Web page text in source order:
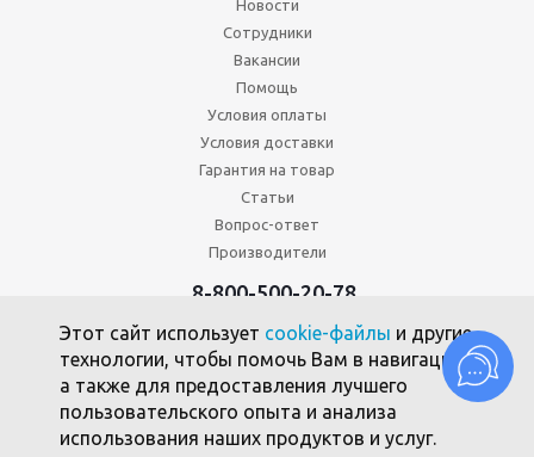
Новости
Сотрудники
Вакансии
Помощь
Условия оплаты
Условия доставки
Гарантия на товар
Статьи
Вопрос-ответ
Производители
8-800-500-20-78
Политика конфиденциальности
Пользовательское соглашение
Политика использования файлов cookie
Этот сайт использует cookie-файлы и другие
технологии, чтобы помочь Вам в навигации,
а также для предоставления лучшего
пользовательского опыта и анализа
использования наших продуктов и услуг.